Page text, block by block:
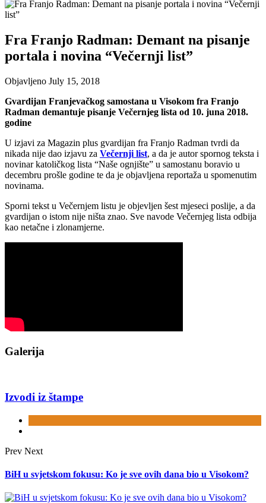
Fra Franjo Radman: Demant na pisanje
portala i novina “Večernji list”
Objavljeno July 15, 2018
Gvardijan Franjevačkog samostana u Visokom fra Franjo
Radman demantuje pisanje Večernjeg lista od 10. juna 2018.
godine
U izjavi za Magazin plus gvardijan fra Franjo Radman tvrdi da
nikada nije dao izjavu za Večernji list, a da je autor spornog teksta i
novinar katoličkog lista “Naše ognjište” u samostanu boravio u
decembru prošle godine te da je objavljena reportaža u spomenutim
novinama.
Sporni tekst u Večernjem listu je objevljen šest mjeseci poslije, a da
gvardijan o istom nije ništa znao. Sve navode Večernjeg lista odbija
kao netačne i zlonamjerne.
Galerija
Izvodi iz štampe
Prev Next
BiH u svjetskom fokusu: Ko je sve ovih dana bio u Visokom?